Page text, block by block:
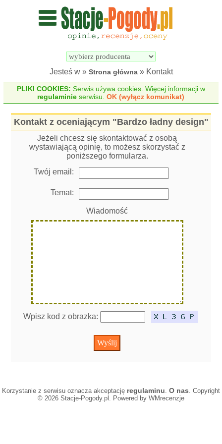
Wyszukiwarka
pogodowych
Jesteś w » Strona główna» Kontakt
PLIKI COOKIES: Serwis używa cookies. Więcej informacji w
regulaminie serwisu.OK (wyłącz komunikat)
Kontakt z oceniającym "Bardzo ładny design"
Jeżeli chcesz się skontaktować z osobą
wystawiającą opinię, to możesz skorzystać z
poniższego formularza.
Twój email:
Temat:
Wiadomość
Wpisz kod z obrazka:
Korzystanie z serwisu oznacza akceptację regulaminu. O nas. Copyright
© 2026 Stacje-Pogody.pl. Powered by WMrecenzje